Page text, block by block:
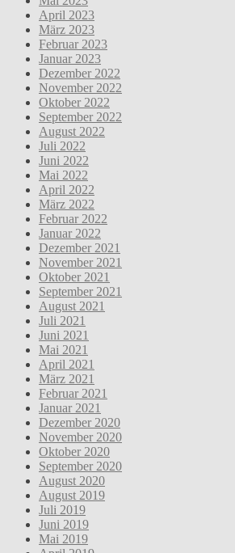
April 2023
März 2023
Februar 2023
Januar 2023
Dezember 2022
November 2022
Oktober 2022
September 2022
August 2022
Juli 2022
Juni 2022
Mai 2022
April 2022
März 2022
Februar 2022
Januar 2022
Dezember 2021
November 2021
Oktober 2021
September 2021
August 2021
Juli 2021
Juni 2021
Mai 2021
April 2021
März 2021
Februar 2021
Januar 2021
Dezember 2020
November 2020
Oktober 2020
September 2020
August 2020
August 2019
Juli 2019
Juni 2019
Mai 2019